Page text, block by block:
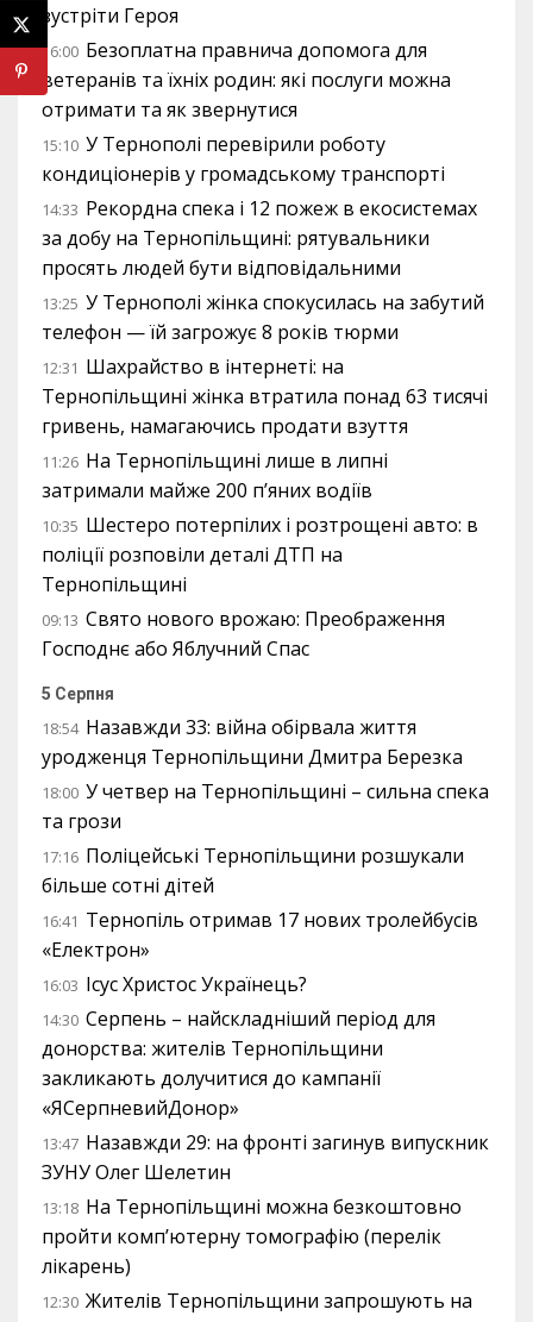
зустріти Героя
16:00 Безоплатна правнича допомога для
ветеранів та їхніх родин: які послуги можна
отримати та як звернутися
15:10 У Тернополі перевірили роботу
кондиціонерів у громадському транспорті
14:33 Рекордна спека і 12 пожеж в екосистемах
за добу на Тернопільщині: рятувальники
просять людей бути відповідальними
13:25 У Тернополі жінка спокусилась на забутий
телефон — їй загрожує 8 років тюрми
12:31 Шахрайство в інтернеті: на
Тернопільщині жінка втратила понад 63 тисячі
гривень, намагаючись продати взуття
11:26 На Тернопільщині лише в липні
затримали майже 200 п’яних водіїв
10:35 Шестеро потерпілих і розтрощені авто: в
поліції розповіли деталі ДТП на
Тернопільщині
09:13 Свято нового врожаю: Преображення
Господнє або Яблучний Спас
5 Серпня
18:54 Назавжди 33: війна обірвала життя
уродженця Тернопільщини Дмитра Березка
18:00 У четвер на Тернопільщині – сильна спека
та грози
17:16 Поліцейські Тернопільщини розшукали
більше сотні дітей
16:41 Тернопіль отримав 17 нових тролейбусів
«Електрон»
16:03 Ісус Христос Українець?
14:30 Серпень – найскладніший період для
донорства: жителів Тернопільщини
закликають долучитися до кампанії
«ЯСерпневийДонор»
13:47 Назавжди 29: на фронті загинув випускник
ЗУНУ Олег Шелетин
13:18 На Тернопільщині можна безкоштовно
пройти комп’ютерну томографію (перелік
лікарень)
12:30 Жителів Тернопільщини запрошують на